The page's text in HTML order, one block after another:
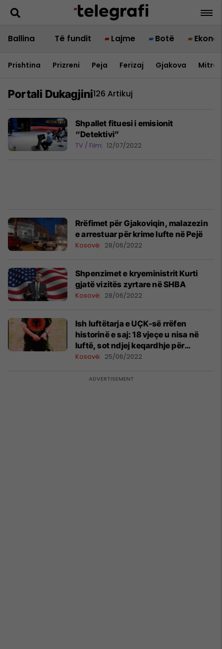
Ballina Të fundit Lajme Botë
Prishtina Prizreni Peja Ferizaj Gjakova
Portali Dukagjini126 Artikuj
Shpallet fituesi i emisionit
“Detektivi”
TV / Film 12/07/2022
Rrëfimet për Gjakoviqin, malazezin
e arrestuar për krime lufte në Pejë
Kosovë 28/06/2022
Shpenzimet e kryeministrit Kurti
gjatë vizitës zyrtare në SHBA
Kosovë 28/06/2022
Ish luftëtarja e UÇK-së rrëfen
historinë e saj: 18 vjeçe u nisa në
luftë, sot ndjej keqardhje për
bashkëluftëtarët
Kosovë 25/06/2022